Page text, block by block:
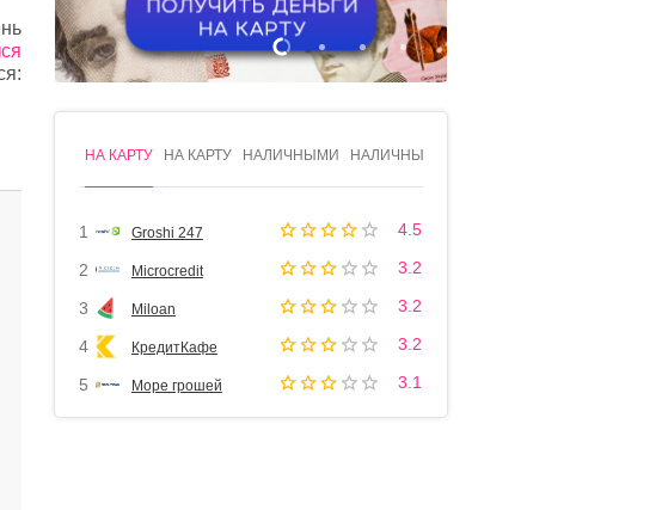
1 2 3 4
НА КАРТУ НА КАРТУ НАЛИЧНЫМИ НАЛИЧНЫМИ
1 Groshi 247 4.5
2 Microcredit 3.2
3 Miloan 3.2
4 КредитКафе 3.2
5 Море грошей 3.1